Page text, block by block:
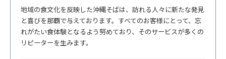
地域の食文化を反映した沖縄そばは、訪れる人々に新たな発見
と喜びを那覇で与えております。すべてのお客様にとって、忘
れがたい食体験となるよう努めており、そのサービスが多くの
リピーターを生みます。